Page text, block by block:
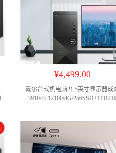
¥4,499.00
戴尔台式机电脑21.5英寸显示器成
3910/i3-12100/8G/256SSD+1TB730